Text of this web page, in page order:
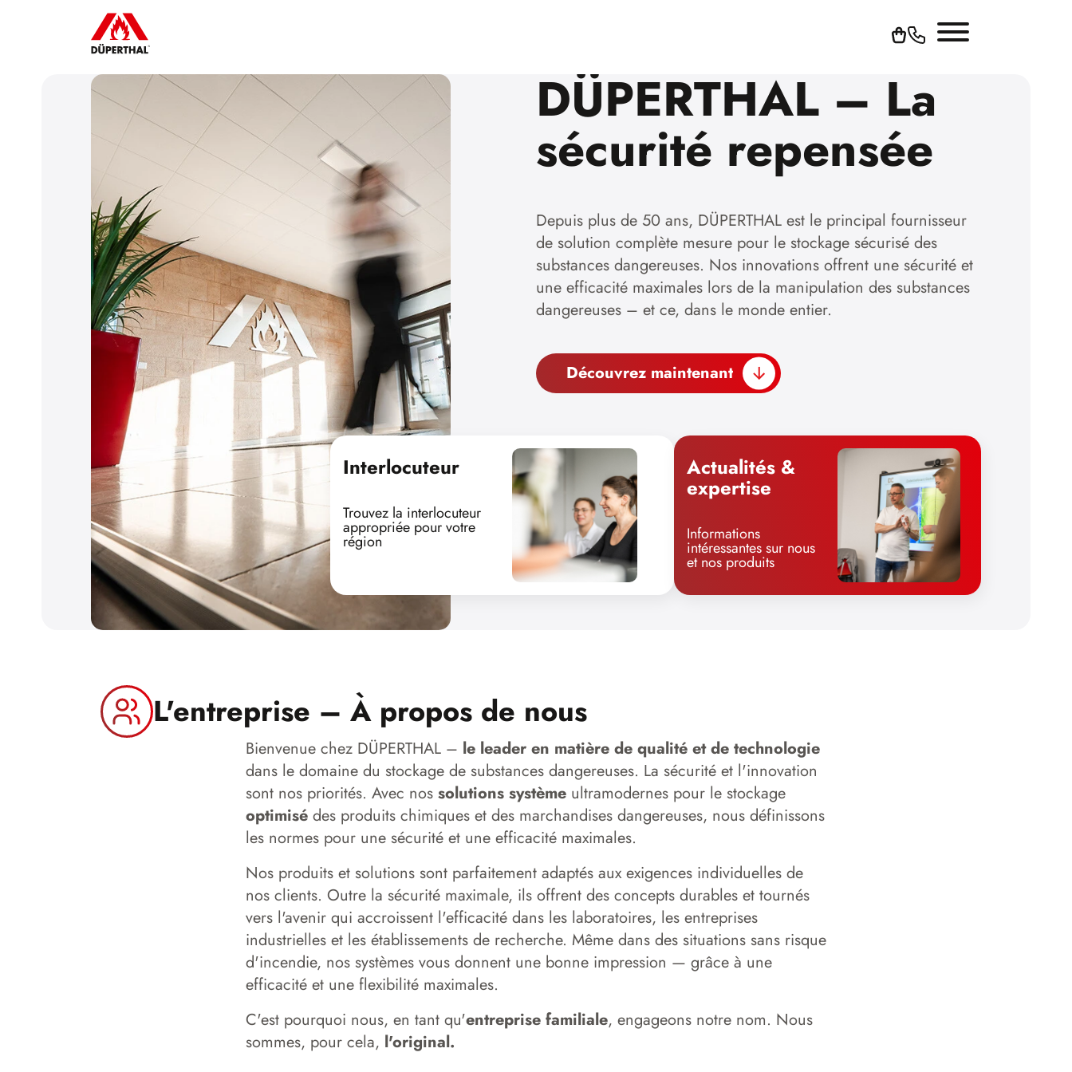
DÜPERTHAL – La
sécurité repensée
Depuis plus de 50 ans, DÜPERTHAL est le principal fournisseur
de solution complète mesure pour le stockage sécurisé des
substances dangereuses. Nos innovations offrent une sécurité et
une efficacité maximales lors de la manipulation des substances
dangereuses – et ce, dans le monde entier.
Découvrez maintenant
Interlocuteur
Trouvez la interlocuteur
appropriée pour votre
région
Actualités &
expertise
Informations
intéressantes sur nous
et nos produits
L'entreprise – À propos de nous
Bienvenue chez DÜPERTHAL – le leader en matière de qualité et de technologie
dans le domaine du stockage de substances dangereuses. La sécurité et l'innovation
sont nos priorités. Avec nos solutions système ultramodernes pour le stockage
optimisé des produits chimiques et des marchandises dangereuses, nous définissons
les normes pour une sécurité et une efficacité maximales.
Nos produits et solutions sont parfaitement adaptés aux exigences individuelles de
nos clients. Outre la sécurité maximale, ils offrent des concepts durables et tournés
vers l'avenir qui accroissent l'efficacité dans les laboratoires, les entreprises
industrielles et les établissements de recherche. Même dans des situations sans risque
d'incendie, nos systèmes vous donnent une bonne impression — grâce à une
efficacité et une flexibilité maximales.
C'est pourquoi nous, en tant qu'entreprise familiale, engageons notre nom. Nous
sommes, pour cela, l'original.